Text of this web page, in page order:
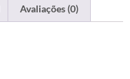
Avaliações (0)